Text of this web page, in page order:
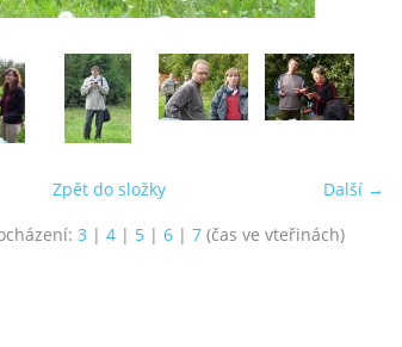
Další →
Zpět do složky
3 | 4| 5| 6| 7(čas ve vteřinách)